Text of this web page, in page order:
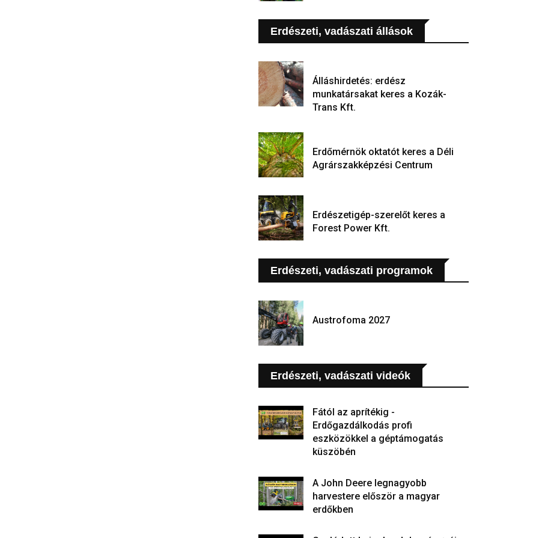
Erdészeti, vadászati állások
Álláshirdetés: erdész
munkatársakat keres a Kozák-
Trans Kft.
Erdőmérnök oktatót keres a Déli
Agrárszakképzési Centrum
Erdészetigép-szerelőt keres a
Forest Power Kft.
Erdészeti, vadászati programok
Austrofoma 2027
Erdészeti, vadászati videók
Fától az aprítékig -
Erdőgazdálkodás profi
eszközökkel a géptámogatás
küszöbén
A John Deere legnagyobb
harvestere először a magyar
erdőkben